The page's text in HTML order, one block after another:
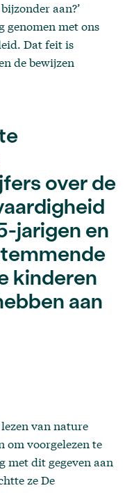
aan?’
genomen met ons
Dat feit is
de bewijzen
over de
jarigen en
kinderen
aan
van nature
om voorgelezen te
met dit gegeven aan
ze De